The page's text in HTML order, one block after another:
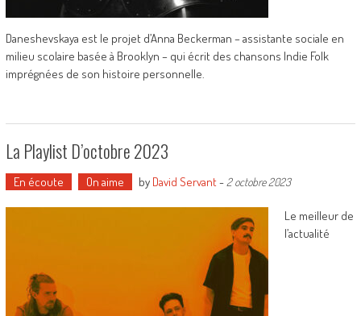
Daneshevskaya est le projet d’Anna Beckerman – assistante sociale en
milieu scolaire basée à Brooklyn – qui écrit des chansons Indie Folk
imprégnées de son histoire personnelle.
La Playlist D’octobre 2023
En écoute On aime by David Servant- 2 octobre 2023
Le meilleur de
l’actualité